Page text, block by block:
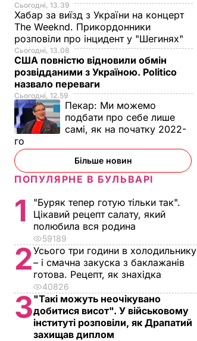
Сьогодні, 13.39
Хабар за виїзд з України на концерт
The Weeknd. Прикордонники
розповіли про інцидент у "Шегинях"
Сьогодні, 13.08
США повністю відновили обмін
розвідданими з Україною. Politico
назвало переваги
Сьогодні, 12.59
Пекар: Ми можемо
подбати про себе лише
самі, як на початку 2022-
го
Більше новин
ПОПУЛЯРНЕ В БУЛЬВАРІ
1
"Буряк тепер готую тільки так".
Цікавий рецепт салату, який
полюбила вся родина
59189
2Усього три години в холодильнику
– і смачна закуска з баклажанів
готова. Рецепт, як знахідка
40826
3"Такі можуть неочікувано
добитися висот". У військовому
інституті розповіли, як Драпатий
захищав диплом